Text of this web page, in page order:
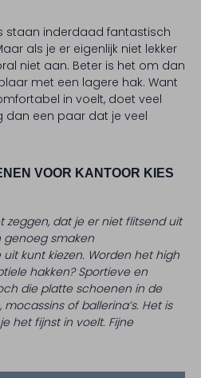
staan inderdaad fantastisch
als je er eigenlijk niet lekker
niet aan. Beter is het om dan
met een lagere hak. Want
in voelt, doet veel
dan een paar dat je veel
VOOR KANTOOR KIES
zeggen, dat je er niet flitsend uit
genoeg smaken
kunt kiezen. Worden het high
hakken? Sportieve en
die platte schoenen in de
of ballerina’s. Het is
het fijnst in voelt. Fijne